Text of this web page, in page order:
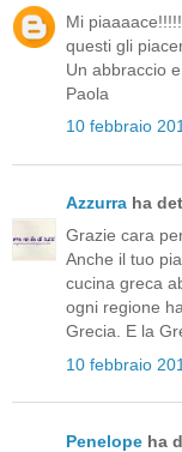
Mi
questi gli
Un abbraccio
Paola
10 febbraio
Azzurra ha
Grazie cara
Anche il tuo
cucina greca
ogni regione
Grecia. E la
10 febbraio
Penelope ha